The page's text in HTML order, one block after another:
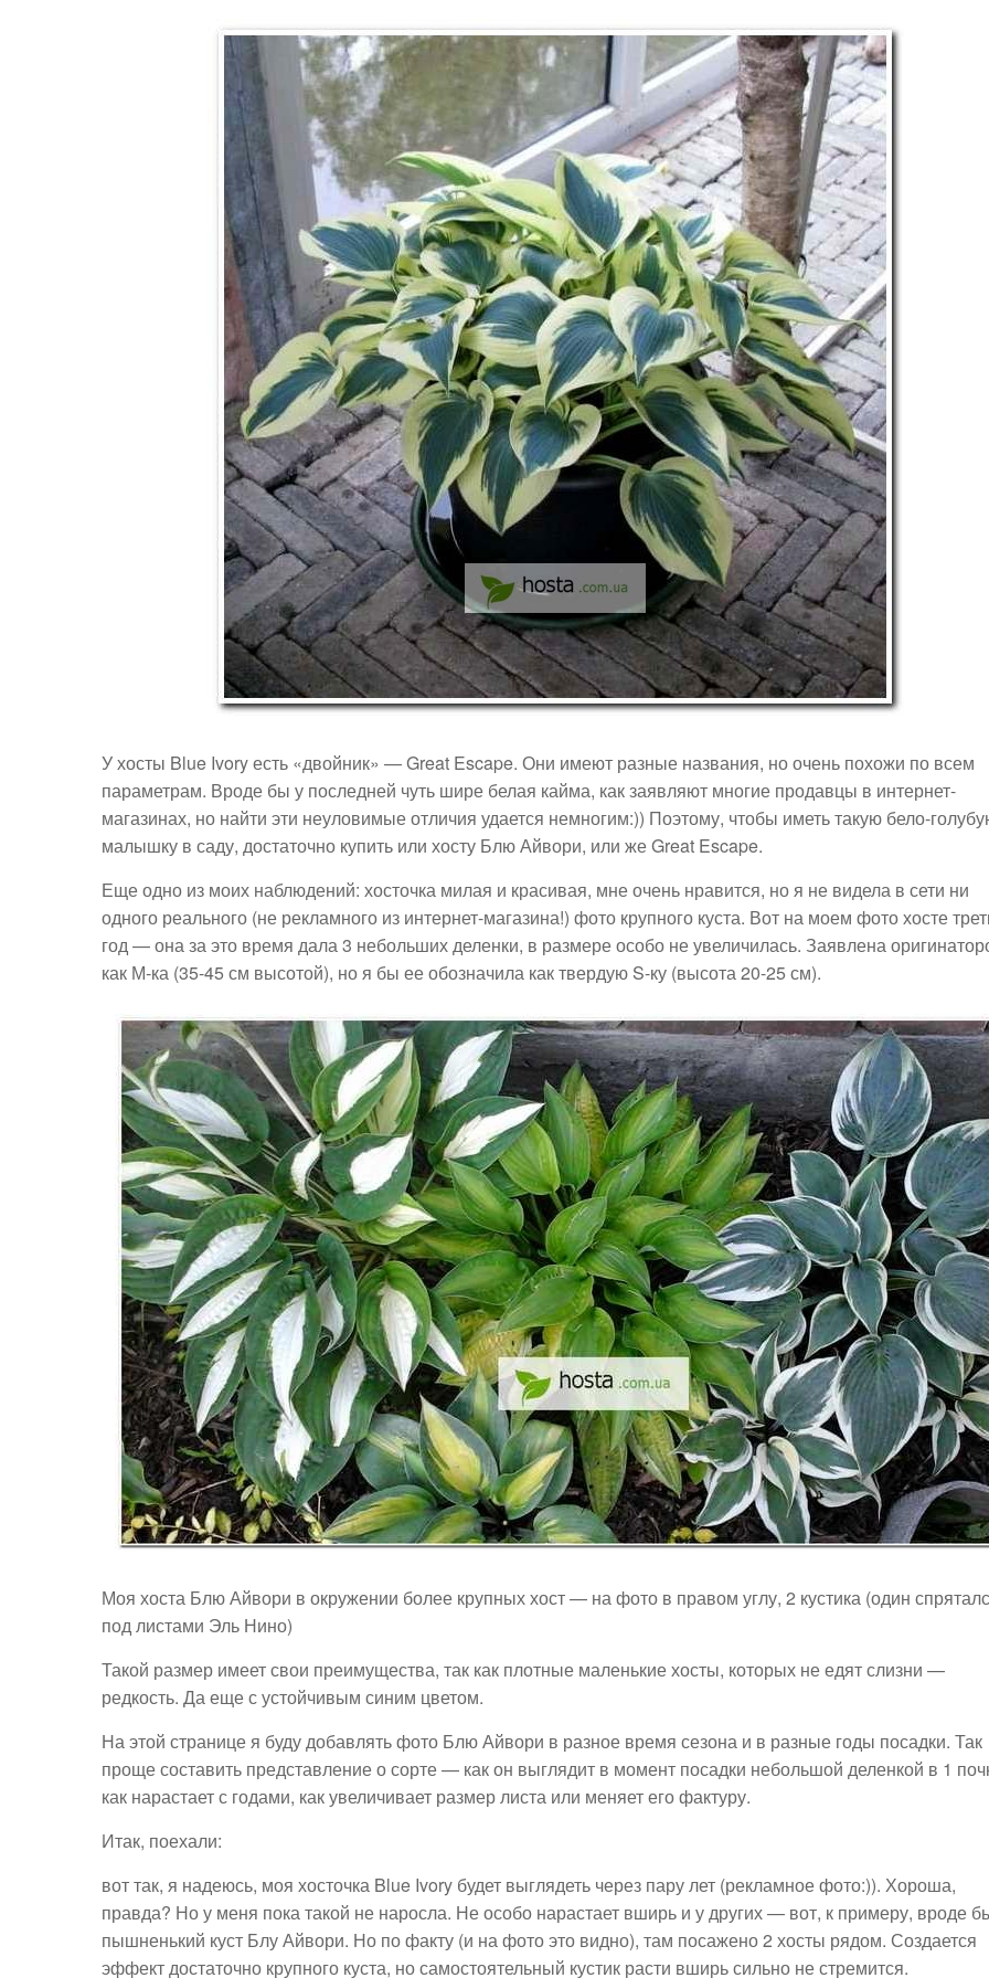
У хосты Blue Ivory есть «двойник» — Great Escape. Они имеют разные названия, но очень похожи по всем
параметрам. Вроде бы у последней чуть шире белая кайма, как заявляют многие продавцы в интернет-
магазинах, но найти эти неуловимые отличия удается немногим:)) Поэтому, чтобы иметь такую бело-
малышку в саду, достаточно купить или хосту Блю Айвори, или же Great Escape.
Еще одно из моих наблюдений: хосточка милая и красивая, мне очень нравится, но я не видела в сети ни
одного реального (не рекламного из интернет-магазина!) фото крупного куста. Вот на моем фото хосте
год — она за это время дала 3 небольших деленки, в размере особо не увеличилась. Заявлена
как М-ка (35-45 см высотой), но я бы ее обозначила как твердую S-ку (высота 20-25 см).
Моя хоста Блю Айвори в окружении более крупных хост — на фото в правом углу, 2 кустика (один
под листами Эль Нино)
Такой размер имеет свои преимущества, так как плотные маленькие хосты, которых не едят слизни —
редкость. Да еще с устойчивым синим цветом.
На этой странице я буду добавлять фото Блю Айвори в разное время сезона и в разные годы посадки. Так
проще составить представление о сорте — как он выглядит в момент посадки небольшой деленкой в 1
как нарастает с годами, как увеличивает размер листа или меняет его фактуру.
Итак, поехали:
вот так, я надеюсь, моя хосточка Blue Ivory будет выглядеть через пару лет (рекламное фото:)). Хороша,
правда? Но у меня пока такой не наросла. Не особо нарастает вширь и у других — вот, к примеру, вроде
пышненький куст Блу Айвори. Но по факту (и на фото это видно), там посажено 2 хосты рядом. Создается
эффект достаточно крупного куста, но самостоятельный кустик расти вширь сильно не стремится.